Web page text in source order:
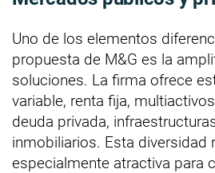
Uno de los elementos
propuesta de M&G es la
soluciones. La firma ofrece
variable, renta fija,
deuda privada,
inmobiliarios. Esta diversidad
especialmente atractiva para